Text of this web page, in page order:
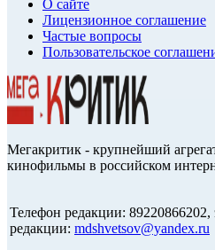
О сайте
Лицензионное соглашение
Частые вопросы
Пользовательское
Мегакритик - крупнейший
кинофильмы в российском
Телефон редакции: 89220866202,
редакции: mdshvetsov@yandex.ru